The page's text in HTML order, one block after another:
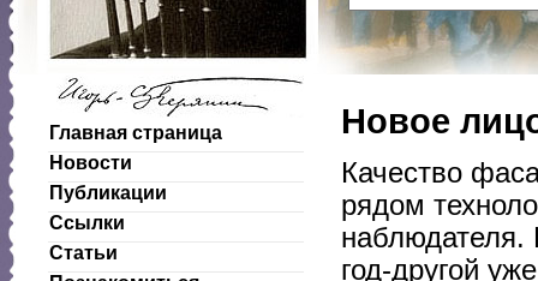
Главная страница
Новости
Публикации
Ссылки
Статьи
Новое
Качество
рядом
наблюдателя.
год-другой